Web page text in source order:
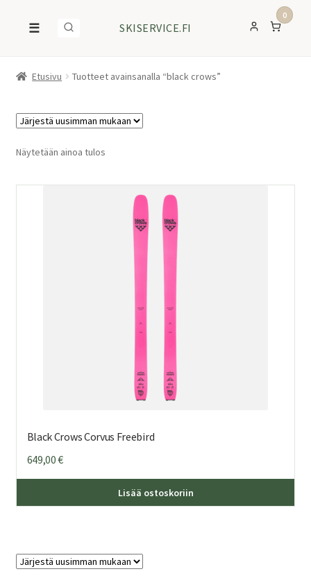
☰ SKISERVICE.FI
0
Etusivu Tuotteet avainsanalla “black crows”
Näytetään ainoa tulos
Black Crows Corvus Freebird
649,00€
Lisää ostoskoriin